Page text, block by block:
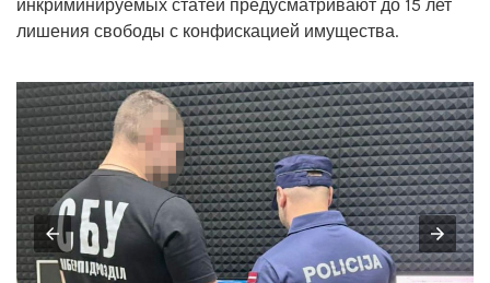
инкриминируемых статей предусматривают до 15 лет
лишения свободы с конфискацией имущества.